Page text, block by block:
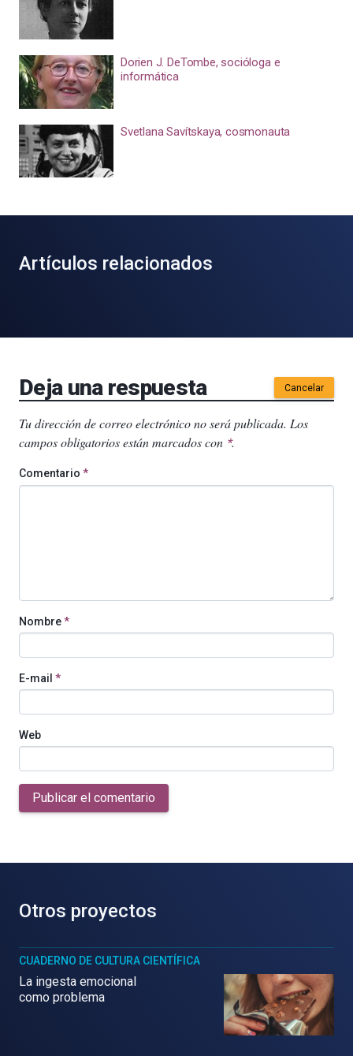
Dorien J. DeTombe, socióloga e
informática
Svetlana Savítskaya, cosmonauta
Artículos relacionados
Deja una respuesta Cancelar
Tu dirección de correo electrónico no será publicada. Los
campos obligatorios están marcados con *.
Comentario *
Nombre*
E-mail *
Web
Publicar el comentario
Otros proyectos
CUADERNO DE CULTURA CIENTÍFICA
La ingesta emocional
como problema